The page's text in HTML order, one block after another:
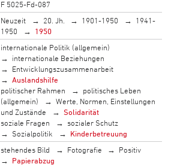
F 5025-Fd-087
Neuzeit 20. Jh. 1901-1950
1941-
1950
1950
internationale Politik (allgemein)
internationale Beziehungen
Entwicklungszusammenarbeit
Auslandshilfe
politischer Rahmen
politisches Leben
(allgemein)
Werte, Normen, Einstellungen
und Zustände
Solidarität
soziale Fragen
sozialer Schutz
Sozialpolitik
Kinderbetreuung
stehendes Bild Fotografie
Positiv
Papierabzug